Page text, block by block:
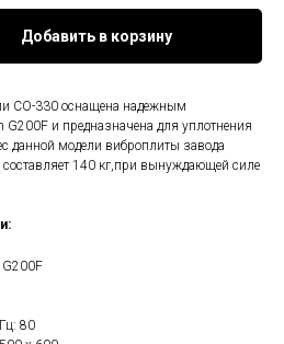
Добавить в корзину
СО-330 оснащена надежным
и предназначена для уплотнения
данной модели виброплиты завода
140 кг,при вынуждающей силе
G200F
80